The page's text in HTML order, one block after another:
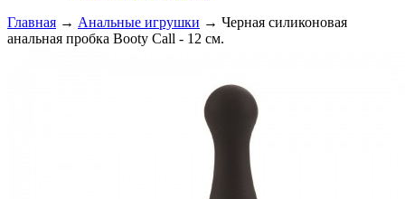
Главная → Анальные игрушки → Черная силиконовая
анальная пробка Booty Call - 12 см.